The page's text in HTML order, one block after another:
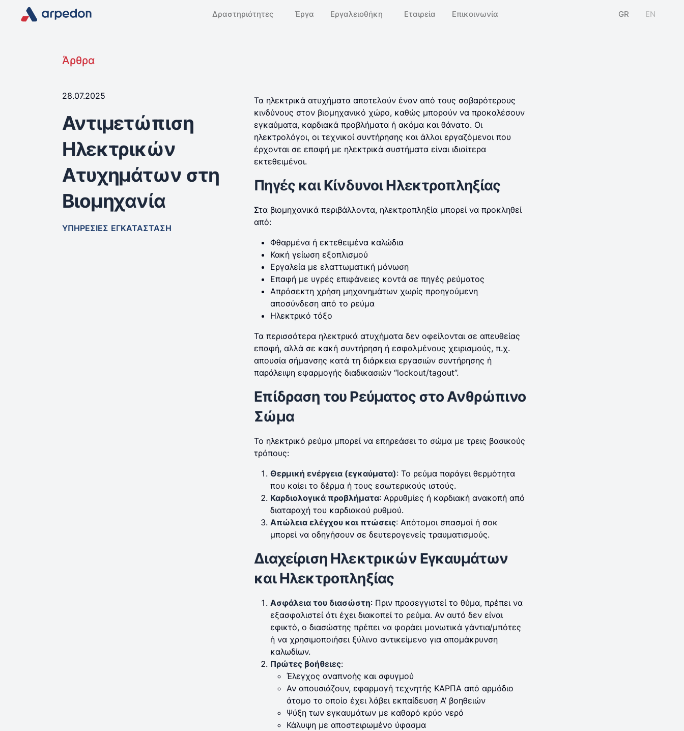
Δραστηριότητες Έργα Εργαλειοθήκη Εταιρεία Επικοινωνία GR EN
Άρθρα
28.07.2025
Αντιμετώπιση
Ηλεκτρικών
Ατυχημάτων στη
Βιομηχανία
ΥΠΗΡΕΣΊΕΣ ΕΓΚΑΤΆΣΤΑΣΗ
Τα ηλεκτρικά ατυχήματα αποτελούν έναν από τους σοβαρότερους
κινδύνους στον βιομηχανικό χώρο, καθώς μπορούν να προκαλέσουν
εγκαύματα, καρδιακά προβλήματα ή ακόμα και θάνατο. Οι
ηλεκτρολόγοι, οι τεχνικοί συντήρησης και άλλοι εργαζόμενοι που
έρχονται σε επαφή με ηλεκτρικά συστήματα είναι ιδιαίτερα
εκτεθειμένοι.
Πηγές και Κίνδυνοι Ηλεκτροπληξίας
Στα βιομηχανικά περιβάλλοντα, ηλεκτροπληξία μπορεί να προκληθεί
από:
Φθαρμένα ή εκτεθειμένα καλώδια
Κακή γείωση εξοπλισμού
Εργαλεία με ελαττωματική μόνωση
Επαφή με υγρές επιφάνειες κοντά σε πηγές ρεύματος
Απρόσεκτη χρήση μηχανημάτων χωρίς προηγούμενη
αποσύνδεση από το ρεύμα
Ηλεκτρικό τόξο
Τα περισσότερα ηλεκτρικά ατυχήματα δεν οφείλονται σε απευθείας
επαφή, αλλά σε κακή συντήρηση ή εσφαλμένους χειρισμούς, π.χ.
απουσία σήμανσης κατά τη διάρκεια εργασιών συντήρησης ή
παράλειψη εφαρμογής διαδικασιών “lockout/tagout”.
Επίδραση του Ρεύματος στο Ανθρώπινο
Σώμα
Το ηλεκτρικό ρεύμα μπορεί να επηρεάσει το σώμα με τρεις βασικούς
τρόπους:
Θερμική ενέργεια (εγκαύματα): Το ρεύμα παράγει θερμότητα
που καίει το δέρμα ή τους εσωτερικούς ιστούς.
Καρδιολογικά προβλήματα: Αρρυθμίες ή καρδιακή ανακοπή από
διαταραχή του καρδιακού ρυθμού.
Απώλεια ελέγχου και πτώσεις: Απότομοι σπασμοί ή σοκ
μπορεί να οδηγήσουν σε δευτερογενείς τραυματισμούς.
Διαχείριση Ηλεκτρικών Εγκαυμάτων
και Ηλεκτροπληξίας
Ασφάλεια του διασώστη: Πριν προσεγγιστεί το θύμα, πρέπει να
εξασφαλιστεί ότι έχει διακοπεί το ρεύμα. Αν αυτό δεν είναι
εφικτό, ο διασώστης πρέπει να φοράει μονωτικά γάντια/μπότες
ή να χρησιμοποιήσει ξύλινο αντικείμενο για απομάκρυνση
καλωδίων.
Πρώτες βοήθειες:
Έλεγχος αναπνοής και σφυγμού
Αν απουσιάζουν, εφαρμογή τεχνητής ΚΑΡΠΑ από αρμόδιο
άτομο το οποίο έχει λάβει εκπαίδευση A’ βοηθειών
Ψύξη των εγκαυμάτων με καθαρό κρύο νερό
Κάλυψη με αποστειρωμένο ύφασμα